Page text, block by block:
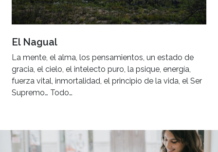
El Nagual
La mente, el alma, los pensamientos, un estado de
gracia, el cielo, el intelecto puro, la psique, energía,
fuerza vital, inmortalidad, el principio de la vida, el Ser
Supremo… Todo…